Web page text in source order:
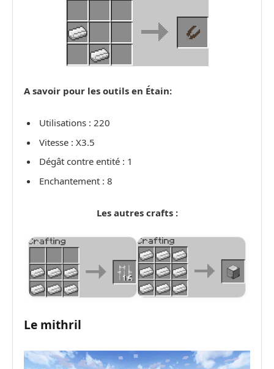
A savoir pour les outils en Étain:
Utilisations : 220
Vitesse : X3.5
Dégât contre entité : 1
Enchantement : 8
Les autres crafts :
Le mithril